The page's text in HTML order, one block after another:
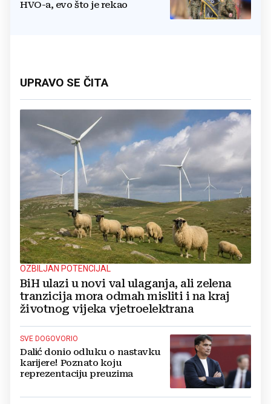
HVO-a, evo što je rekao
UPRAVO SE ČITA
OZBILJAN POTENCIJAL
BiH ulazi u novi val ulaganja, ali zelena
tranzicija mora odmah misliti i na kraj
životnog vijeka vjetroelektrana
SVE DOGOVORIO
Dalić donio odluku o nastavku
karijere! Poznato koju
reprezentaciju preuzima